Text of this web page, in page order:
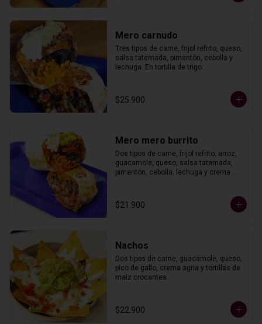
Mero carnudo
Tres tipos de carne, frijol refrito, queso,
salsa tatemada, pimentón, cebolla y
lechuga. En tortilla de trigo.
$25.900
Mero mero burrito
Dos tipos de carne, frijol refrito, arroz,
guacamole, queso, salsa tatemada,
pimentón, cebolla, lechuga y crema
$21.900
Nachos
Dos tipos de carne, guacamole, queso,
pico de gallo, crema agria y tortillas de
maíz crocantes.
$22.900